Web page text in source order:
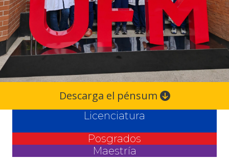
Descarga el pénsum
Licenciatura
Posgrados
Maestría